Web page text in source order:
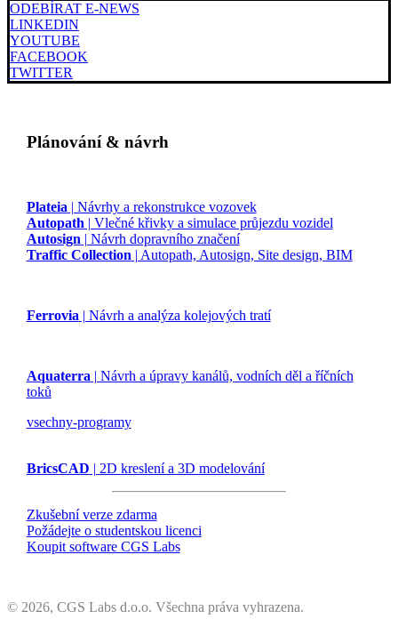
ODEBÍRAT E-NEWS
LINKEDIN
YOUTUBE
FACEBOOK
TWITTER
Plánování & návrh
Plateia | Návrhy a rekonstrukce vozovek
Autopath | Vlečné křivky a simulace průjezdu vozidel
Autosign | Návrh dopravního značení
Traffic Collection | Autopath, Autosign, Site design, BIM
Ferrovia | Návrh a analýza kolejových tratí
Aquaterra | Návrh a úpravy kanálů, vodních děl a říčních
toků
vsechny-programy
BricsCAD | 2D kreslení a 3D modelování
Zkušební verze zdarma
Požádejte o studentskou licenci
Koupit software CGS Labs
© 2026, CGS Labs d.o.o. Všechna práva vyhrazena.